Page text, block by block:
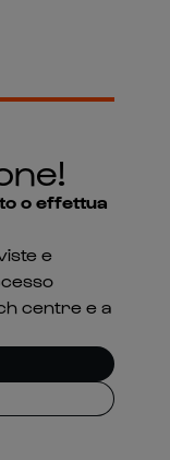
o effettua
e
centre e a